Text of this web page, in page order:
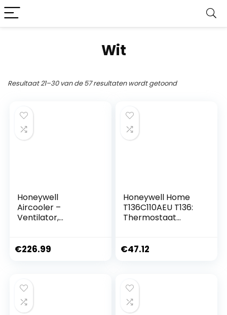
Wit
Resultaat 21–30 van de 57 resultaten wordt getoond
Honeywell
Aircooler –
Ventilator,
Mobiele Airco
en Timer –
Watertank 48L –
91,5 x 68,3 cm
€226.99
Honeywell Home
T136C110AEU T136:
Thermostaat
€47.12